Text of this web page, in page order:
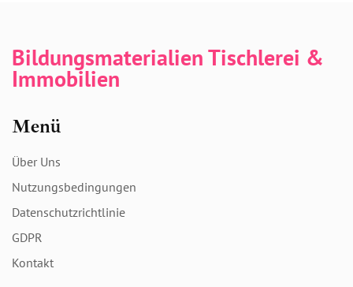
Bildungsmaterialien Tischlerei &
Immobilien
Menü
Über Uns
Nutzungsbedingungen
Datenschutzrichtlinie
GDPR
Kontakt